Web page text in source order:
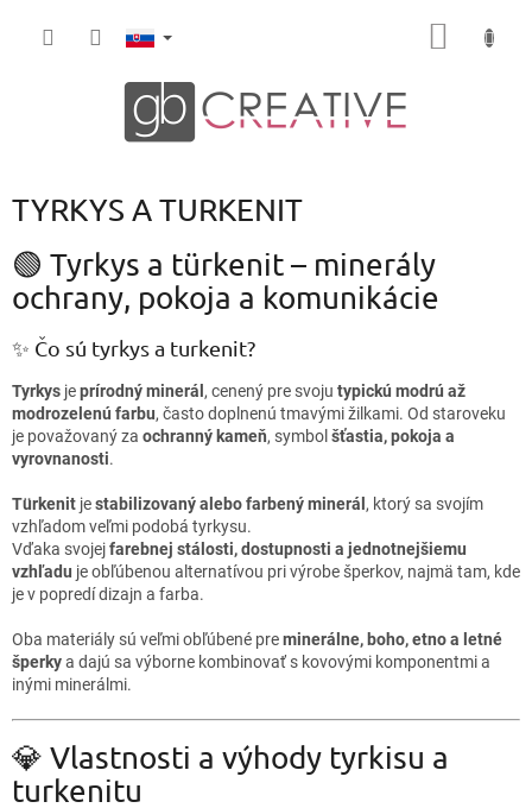
TYRKYS A TURKENIT
🟢 Tyrkys a türkenit – minerály
ochrany, pokoja a komunikácie
✨ Čo sú tyrkys a turkenit?
Tyrkys jeprírodný minerál , cenený pre svoju typickú modrú až
modrozelenú farbu, často doplnenú tmavými žilkami. Od staroveku
je považovaný za ochranný kameň, symbol šťastia, pokoja a
vyrovnanosti.
Türkenit jestabilizovaný alebo farbený minerál , ktorý sa svojím
vzhľadom veľmi podobá tyrkysu.
Vďaka svojejfarebnej stálosti, dostupnosti a jednotnejšiemu
vzhľadu je obľúbenou alternatívou pri výrobe šperkov, najmä tam, kde
je v popredí dizajn a farba.
Oba materiály sú veľmi obľúbené preminerálne, boho, etno a letné
šperkya dajú sa výborne kombinovať s kovovými komponentmi a
inými minerálmi.
💎 Vlastnosti a výhody tyrkisu a
turkenitu